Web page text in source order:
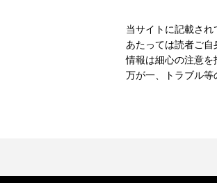
当サイトに記載さ
あたっては読者ご
情報は細心の注意
万が一、トラブル